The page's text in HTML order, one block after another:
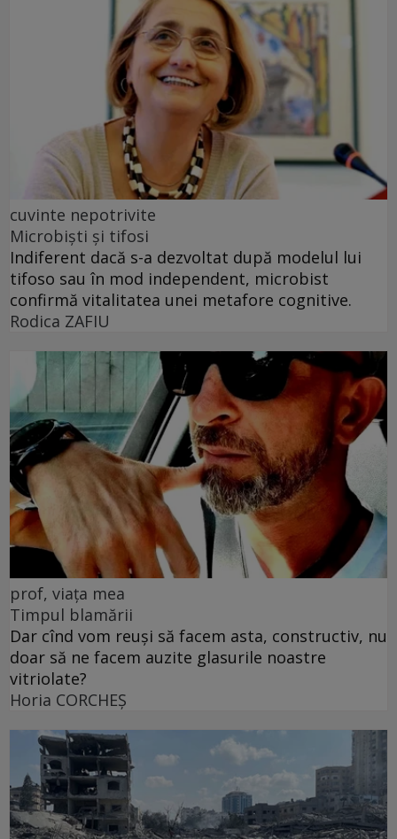
cuvinte nepotrivite
Microbiști și tifosi
Indiferent dacă s-a dezvoltat după modelul lui
tifoso sau în mod independent, microbist
confirmă vitalitatea unei metafore cognitive.
Rodica ZAFIU
prof, viața mea
Timpul blamării
Dar cînd vom reuși să facem asta, constructiv, nu
doar să ne facem auzite glasurile noastre
vitriolate?
Horia CORCHEŞ